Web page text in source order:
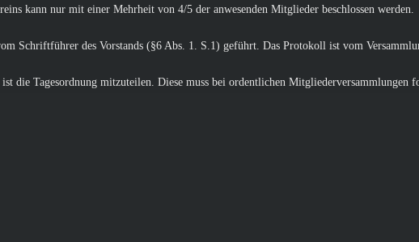
kann nur mit einer Mehrheit von 4/5 der anwesenden Mitglieder beschlossen werden.
Schriftführer des Vorstands (§6 Abs. 1. S.1) geführt. Das Protokoll ist vom
die Tagesordnung mitzuteilen. Diese muss bei ordentlichen Mitgliederversammlungen